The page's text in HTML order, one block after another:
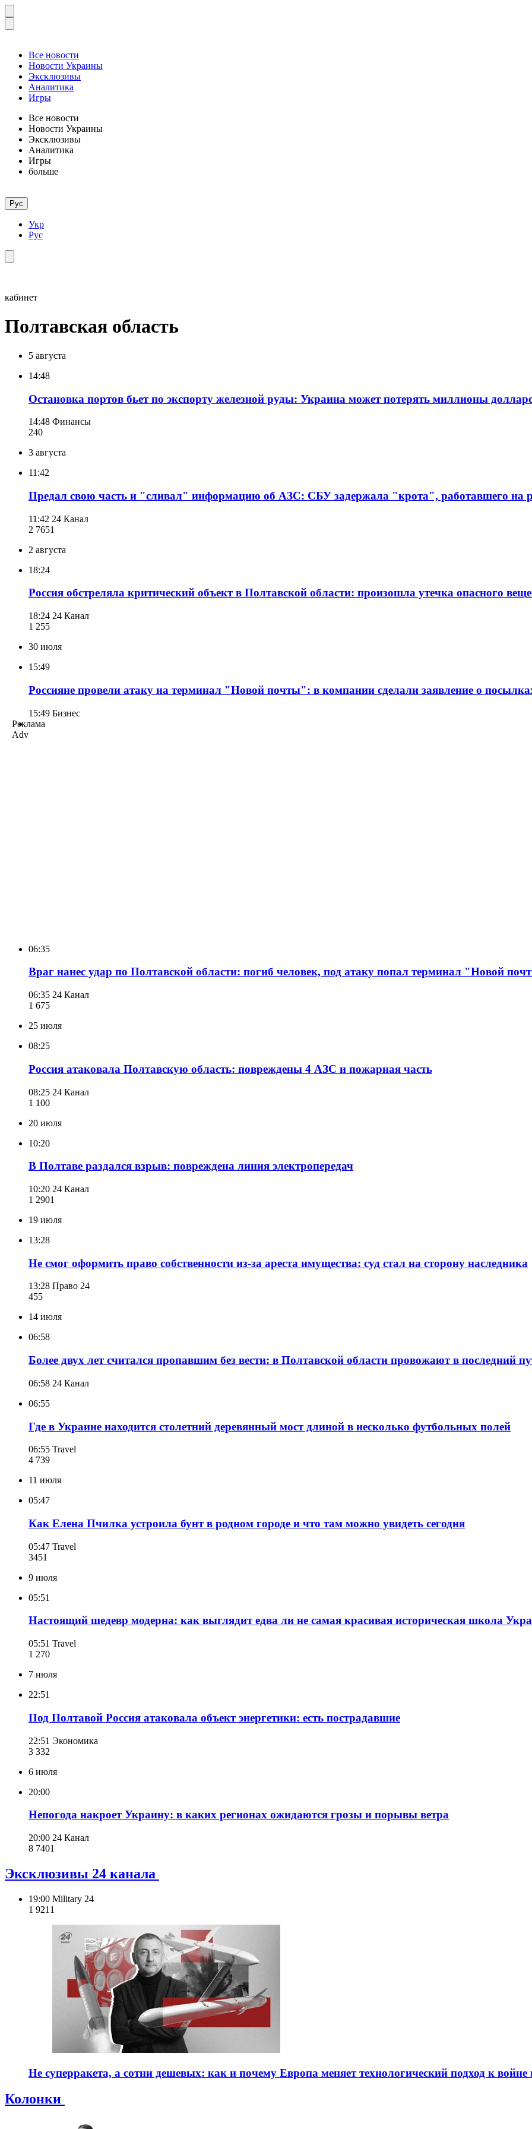
Все новости
Новости Украины
Эксклюзивы
Аналитика
Игры
Все новости
Новости Украины
Эксклюзивы
Аналитика
Игры
больше
Рус
Укр
Рус
кабинет
Полтавская область
5 августа
14:48
Остановка портов бьет по экспорту железной руды: Украина может потерять миллионы
14:48 Финансы
240
3 августа
11:42
Предал свою часть и "сливал" информацию об АЗС: СБУ задержала "крота", работавшего на
11:42 24 Канал
2 7651
2 августа
18:24
Россия обстреляла критический объект в Полтавской области: произошла утечка опасного
18:24 24 Канал
1 255
30 июля
15:49
Россияне провели атаку на терминал "Новой почты": в компании сделали заявление о
15:49 Бизнес
Реклама
Adv
06:35
Враг нанес удар по Полтавской области: погиб человек, под атаку попал терминал "Новой
06:35 24 Канал
1 675
25 июля
08:25
Россия атаковала Полтавскую область: повреждены 4 АЗС и пожарная часть
08:25 24 Канал
1 100
20 июля
10:20
В Полтаве раздался взрыв: повреждена линия электропередач
10:20 24 Канал
1 2901
19 июля
13:28
Не смог оформить право собственности из-за ареста имущества: суд стал на сторону наследника
13:28 Право 24
455
14 июля
06:58
Более двух лет считался пропавшим без вести: в Полтавской области провожают в последний
06:58 24 Канал
06:55
Где в Украине находится столетний деревянный мост длиной в несколько футбольных полей
06:55 Travel
4 739
11 июля
05:47
Как Елена Пчилка устроила бунт в родном городе и что там можно увидеть сегодня
05:47 Travel
3451
9 июля
05:51
Настоящий шедевр модерна: как выглядит едва ли не самая красивая историческая школа
05:51 Travel
1 270
7 июля
22:51
Под Полтавой Россия атаковала объект энергетики: есть пострадавшие
22:51 Экономика
3 332
6 июля
20:00
Непогода накроет Украину: в каких регионах ожидаются грозы и порывы ветра
20:00 24 Канал
8 7401
Эксклюзивы 24 канала
19:00 Military 24
1 921 1
Не суперракета, а сотни дешевых: как и почему Европа меняет технологический подход к войне
Колонки